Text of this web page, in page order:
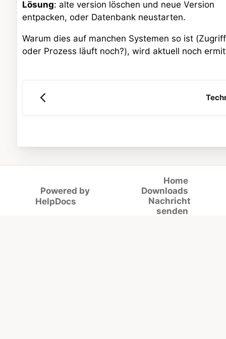
Lösung: alte version löschen und neue Version
entpacken, oder Datenbank neustarten.
Warum dies auf manchen Systemen so ist
oder Prozess läuft noch?), wird aktuell noch
Powered by
HelpDocs (opens in a new tab)
Home
Downloads
Nachricht
senden